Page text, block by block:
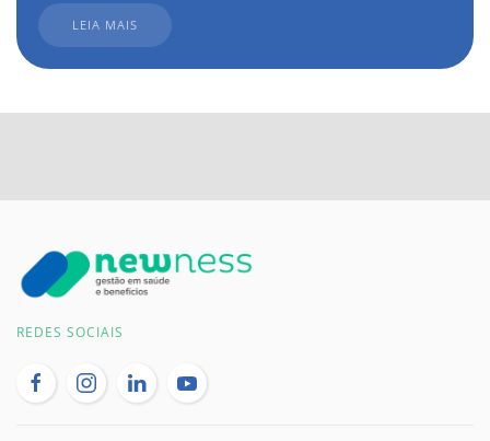
LEIA MAIS
REDES SOCIAIS